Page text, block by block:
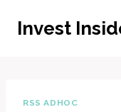
InhaltInvest
RSS ADHOC